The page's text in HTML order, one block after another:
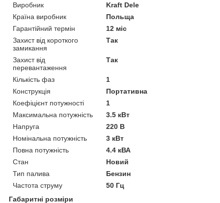
Виробник
Kraft Dele
Країна виробник
Польща
Гарантійний термін
12 міс
Захист від короткого
замикання
Так
Захист від
перевантаження
Так
Кількість фаз
1
Конструкція
Портативна
Коефіцієнт потужності
1
Максимальна потужність
3.5 кВт
Напруга
220 В
Номінальна потужність
3 кВт
Повна потужність
4.4 кВА
Стан
Новий
Тип палива
Бензин
Частота струму
50 Гц
Габаритні розміри